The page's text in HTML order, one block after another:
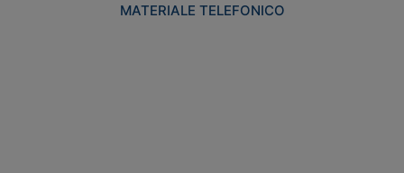
MATERIALE TELEFONICO